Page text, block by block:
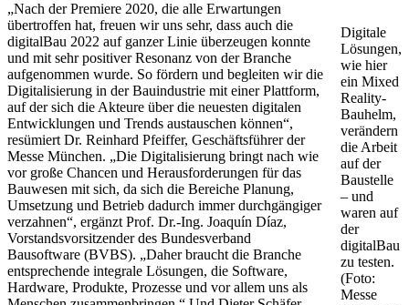
Digitale
Lösungen,
wie hier
ein Mixed
Reality-
Bauhelm,
verändern
die Arbeit
auf der
Baustelle
– und
waren auf
der
digitalBau
zu testen.
(Foto:
Messe
„Nach der Premiere 2020, die alle Erwartungen
übertroffen hat, freuen wir uns sehr, dass auch die
digitalBau 2022 auf ganzer Linie überzeugen konnte
und mit sehr positiver Resonanz von der Branche
aufgenommen wurde. So fördern und begleiten wir die
Digitalisierung in der Bauindustrie mit einer Plattform,
auf der sich die Akteure über die neuesten digitalen
Entwicklungen und Trends austauschen können“,
resümiert Dr. Reinhard Pfeiffer, Geschäftsführer der
Messe München. „Die Digitalisierung bringt nach wie
vor große Chancen und Herausforderungen für das
Bauwesen mit sich, da sich die Bereiche Planung,
Umsetzung und Betrieb dadurch immer durchgängiger
verzahnen“, ergänzt Prof. Dr.-Ing. Joaquín Díaz,
Vorstandsvorsitzender des Bundesverband
Bausoftware (BVBS). „Daher braucht die Branche
entsprechende integrale Lösungen, die Software,
Hardware, Produkte, Prozesse und vor allem uns als